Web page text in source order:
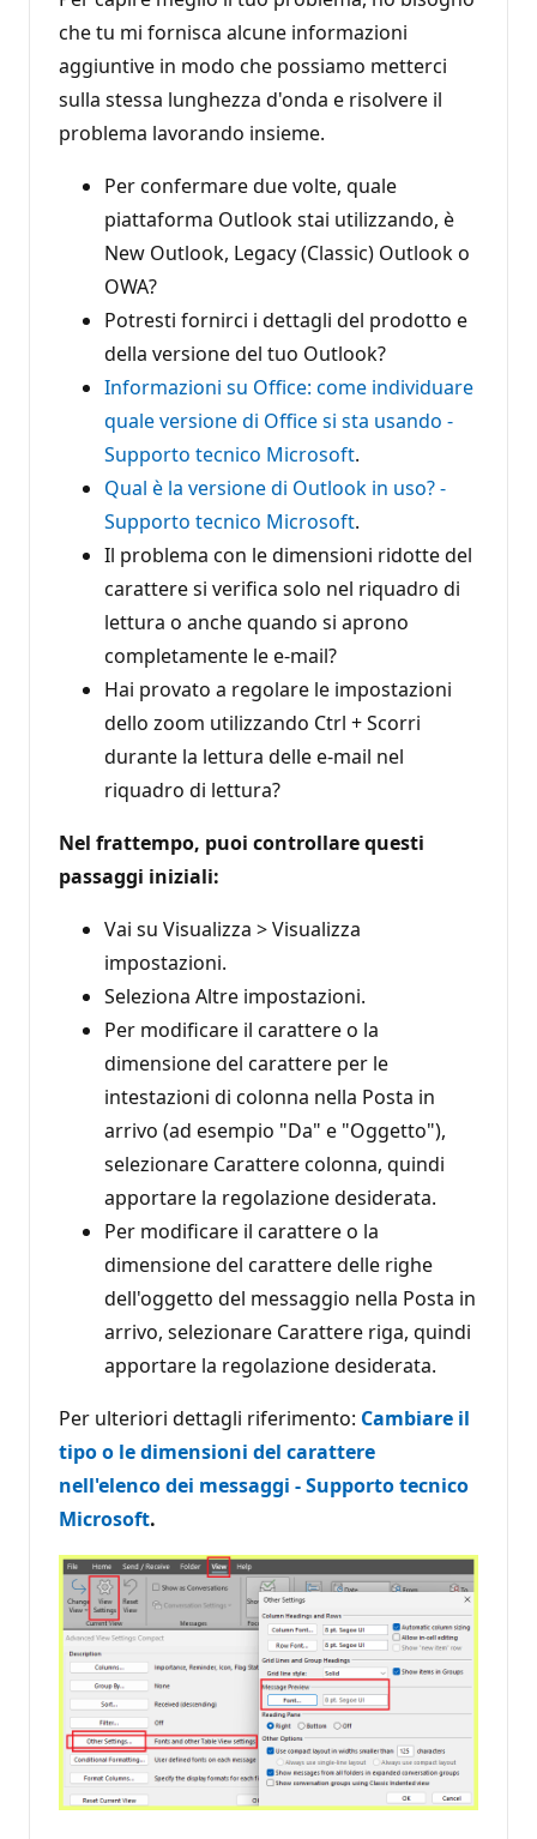
che tu mi fornisca alcune informazioni
aggiuntive in modo che possiamo metterci
sulla stessa lunghezza d'onda e risolvere il
problema lavorando insieme.
Per confermare due volte, quale
piattaforma Outlook stai utilizzando, è
New Outlook, Legacy (Classic) Outlook o
OWA?
Potresti fornirci i dettagli del prodotto e
della versione del tuo Outlook?
Informazioni su Office: come individuare
quale versione di Office si sta usando -
Supporto tecnico Microsoft.
Qual è la versione di Outlook in uso? -
Supporto tecnico Microsoft.
Il problema con le dimensioni ridotte del
carattere si verifica solo nel riquadro di
lettura o anche quando si aprono
completamente le e-mail?
Hai provato a regolare le impostazioni
dello zoom utilizzando Ctrl + Scorri
durante la lettura delle e-mail nel
riquadro di lettura?
Nel frattempo, puoi controllare questi
passaggi iniziali:
Vai su Visualizza > Visualizza
impostazioni.
Seleziona Altre impostazioni.
Per modificare il carattere o la
dimensione del carattere per le
intestazioni di colonna nella Posta in
arrivo (ad esempio "Da" e "Oggetto"),
selezionare Carattere colonna, quindi
apportare la regolazione desiderata.
Per modificare il carattere o la
dimensione del carattere delle righe
dell'oggetto del messaggio nella Posta in
arrivo, selezionare Carattere riga, quindi
apportare la regolazione desiderata.
Per ulteriori dettagli riferimento: Cambiare il
tipo o le dimensioni del carattere
nell'elenco dei messaggi - Supporto tecnico
Microsoft.